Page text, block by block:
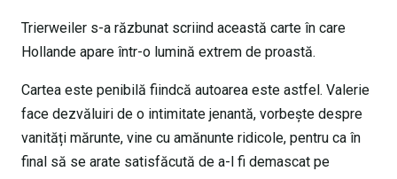
Trierweiler s-a răzbunat scriind această carte în care
Hollande apare într-o lumină extrem de proastă.
Cartea este penibilă fiindcă autoarea este astfel. Valerie
face dezvăluiri de o intimitate jenantă, vorbește despre
vanități mărunte, vine cu amănunte ridicole, pentru ca în
final să se arate satisfăcută de a-l fi demascat pe